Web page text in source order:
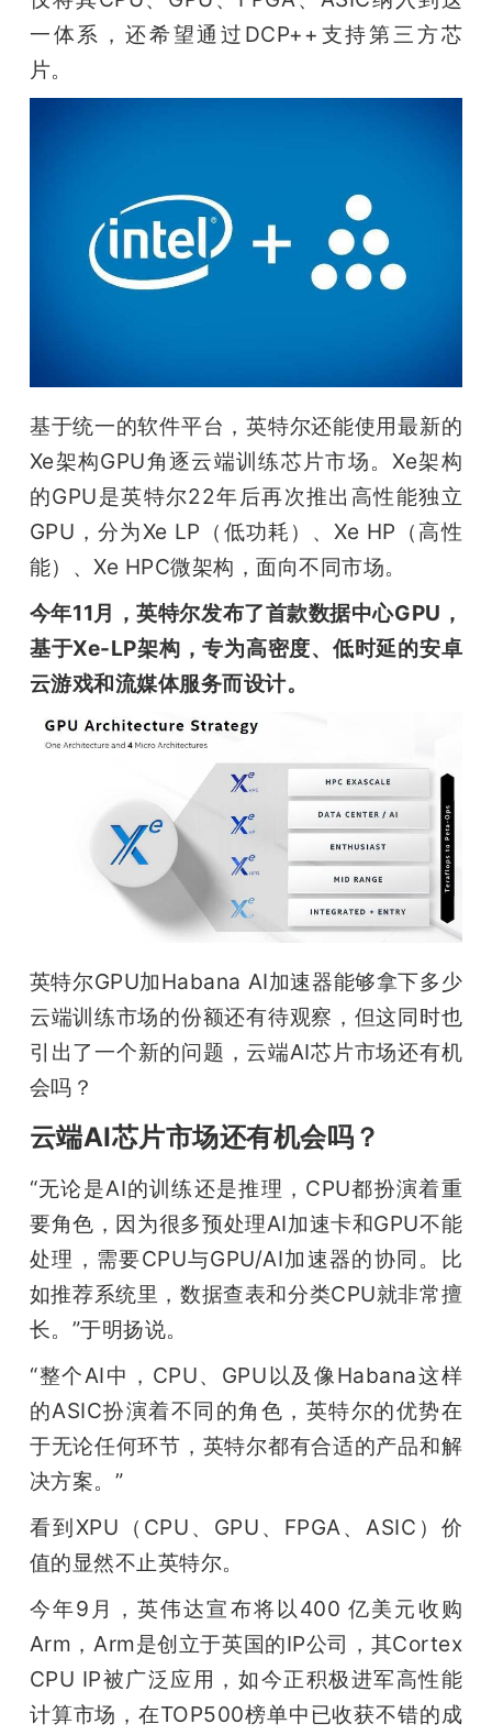
一体系，还希望通过DCP++支持第三方芯
片。
基于统一的软件平台，英特尔还能使用最新的
Xe架构GPU角逐云端训练芯片市场。Xe架构
的GPU是英特尔22年后再次推出高性能独立
GPU，分为Xe LP（低功耗）、Xe HP（高性
能）、Xe HPC微架构，面向不同市场。
今年11月，英特尔发布了首款数据中心GPU，
基于Xe-LP架构，专为高密度、低时延的安卓
云游戏和流媒体服务而设计。
英特尔GPU加Habana AI加速器能够拿下多少
云端训练市场的份额还有待观察，但这同时也
引出了一个新的问题，云端AI芯片市场还有机
会吗？
云端AI芯片市场还有机会吗？
“无论是AI的训练还是推理，CPU都扮演着重
要角色，因为很多预处理AI加速卡和GPU不能
处理，需要CPU与GPU/AI加速器的协同。比
如推荐系统里，数据查表和分类CPU就非常擅
长。”于明扬说。
“整个AI中，CPU、GPU以及像Habana这样
的ASIC扮演着不同的角色，英特尔的优势在
于无论任何环节，英特尔都有合适的产品和解
决方案。”
看到XPU（CPU、GPU、FPGA、ASIC）价
值的显然不止英特尔。
今年9月，英伟达宣布将以400 亿美元收购
Arm，Arm是创立于英国的IP公司，其Cortex
CPU IP被广泛应用，如今正积极进军高性能
计算市场，在TOP500榜单中已收获不错的成